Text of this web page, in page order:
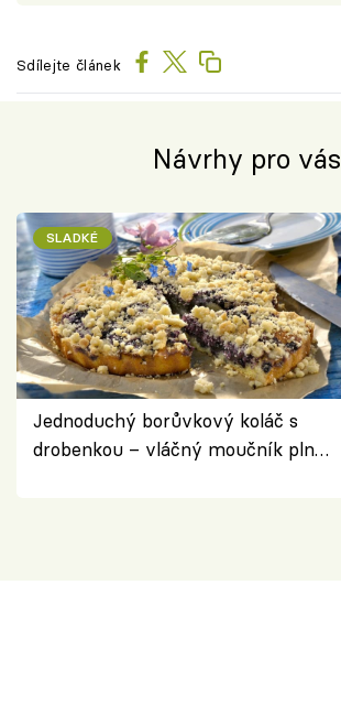
Sdílejte článek
Návrhy pro vás
SLADKÉ
Jednoduchý borůvkový koláč s
drobenkou – vláčný moučník plný